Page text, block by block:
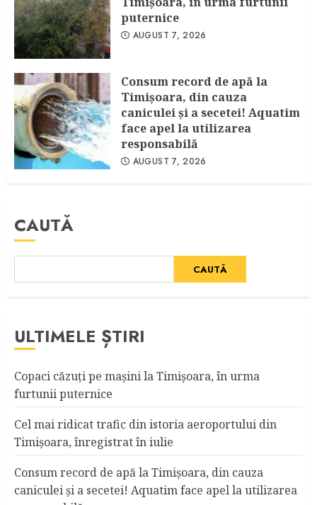
puternice
AUGUST 7, 2026
Consum record de apă la
Timişoara, din cauza
caniculei şi a secetei! Aquatim
face apel la utilizarea
responsabilă
AUGUST 7, 2026
CAUTĂ
CAUTĂ
ULTIMELE ȘTIRI
Copaci căzuţi pe maşini la Timişoara, în urma
furtunii puternice
Cel mai ridicat trafic din istoria aeroportului din
Timişoara, înregistrat în iulie
Consum record de apă la Timişoara, din cauza
caniculei şi a secetei! Aquatim face apel la utilizarea